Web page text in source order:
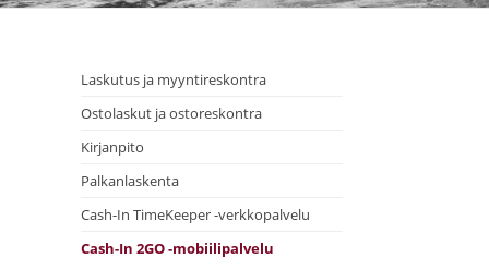
Laskutus ja myyntireskontra
Ostolaskut ja ostoreskontra
Kirjanpito
Palkanlaskenta
Cash-In TimeKeeper -verkkopalvelu
Cash-In 2GO -mobiilipalvelu